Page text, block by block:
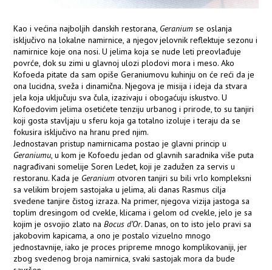
Kao i većina najboljih danskih restorana, Geranium se oslanja
isključivo na lokalne namirnice, a njegov jelovnik reflektuje sezonu i
namirnice koje ona nosi. U jelima koja se nude leti preovlađuje
povrće, dok su zimi u glavnoj ulozi plodovi mora i meso. Ako
Kofoeda pitate da sam opiše Geraniumovu kuhinju on će reći da je
ona lucidna, sveža i dinamična. Njegova je misija i ideja da stvara
jela koja uključuju sva čula, izazivaju i obogaćuju iskustvo. U
Kofoedovim jelima osetićete tenziju urbanog i prirode, to su tanjiri
koji gosta stavljaju u sferu koja ga totalno izoluje i teraju da se
fokusira isključivo na hranu pred njim.
Jednostavan pristup namirnicama postao je glavni princip u
Geraniumu, u kom je Kofoedu jedan od glavnih saradnika više puta
nagrađivani somelije Soren Ledet, koji je zadužen za servis u
restoranu. Kada je Geranium otvoren tanjiri su bili vrlo kompleksni
sa velikim brojem sastojaka u jelima, ali danas Rasmus cilja
svedene tanjire čistog izraza. Na primer, njegova vizija jastoga sa
toplim dresingom od cvekle, klicama i gelom od cvekle, jelo je sa
kojim je osvojio zlato naBocus d’Or. Danas, on to isto jelo pravi sa
jakobovim kapicama, a ono je postalo vizuelno mnogo
jednostavnije, iako je proces pripreme mnogo komplikovaniji, jer
zbog svedenog broja namirnica, svaki sastojak mora da bude